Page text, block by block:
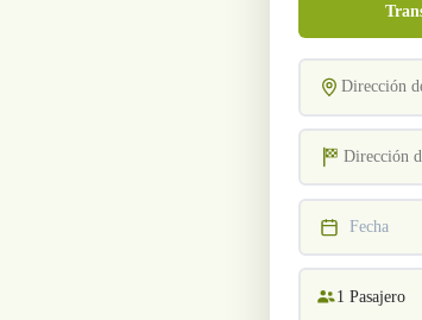
Fecha
1 Pasajero